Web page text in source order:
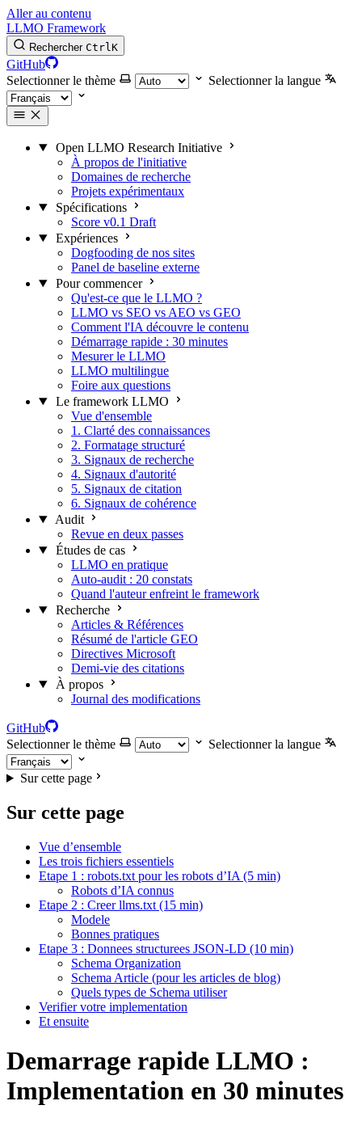
Aller au contenu
LLMO Framework
Rechercher CtrlK
GitHub
Selectionner le thème
Selectionner la langue
Open LLMO Research Initiative
À propos de l'initiative
Domaines de recherche
Projets expérimentaux
Spécifications
Score v0.1 Draft
Expériences
Dogfooding de nos sites
Panel de baseline externe
Pour commencer
Qu'est-ce que le LLMO ?
LLMO vs SEO vs AEO vs GEO
Comment l'IA découvre le contenu
Démarrage rapide : 30 minutes
Mesurer le LLMO
LLMO multilingue
Foire aux questions
Le framework LLMO
Vue d'ensemble
1. Clarté des connaissances
2. Formatage structuré
3. Signaux de recherche
4. Signaux d'autorité
5. Signaux de citation
6. Signaux de cohérence
Audit
Revue en deux passes
Études de cas
LLMO en pratique
Auto-audit : 20 constats
Quand l'auteur enfreint le framework
Recherche
Articles & Références
Résumé de l'article GEO
Directives Microsoft
Demi-vie des citations
À propos
Journal des modifications
GitHub
Selectionner le thème
Selectionner la langue
Sur cette page
Sur cette page
Vue d’ensemble
Les trois fichiers essentiels
Etape 1 : robots.txt pour les robots d’IA (5 min)
Robots d’IA connus
Etape 2 : Creer llms.txt (15 min)
Modele
Bonnes pratiques
Etape 3 : Donnees structurees JSON-LD (10 min)
Schema Organization
Schema Article (pour les articles de blog)
Quels types de Schema utiliser
Verifier votre implementation
Et ensuite
Demarrage rapide LLMO :
Implementation en 30 minutes